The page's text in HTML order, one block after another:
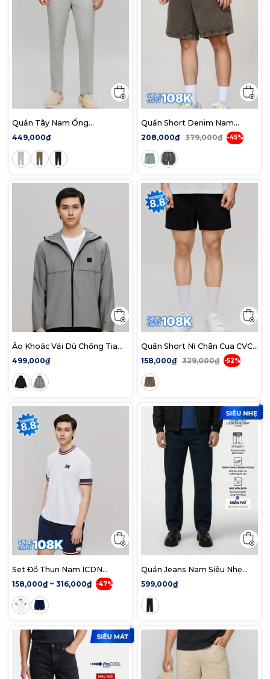
Quần Tây Nam Ống
Ôm Button Sidetab Form
449,000₫
Quần Short Denim Nam
Bermuda Light-blue Form
208,000₫ 379,000₫ -45%
Áo Khoác Vải Dù Chống Tia
UV Nam Sun Shield Form
499,000₫
Quần Short Nỉ Chân Cua CVC
Nam Streamline Form
158,000₫ 329,000₫ -52%
Set Đồ Thun Nam ICDN
PanelPlay
158,000₫ ~ 316,000₫ -47%
Quần Jeans Nam Siêu Nhẹ
Ống Suông Indigo ICON105
599,000₫